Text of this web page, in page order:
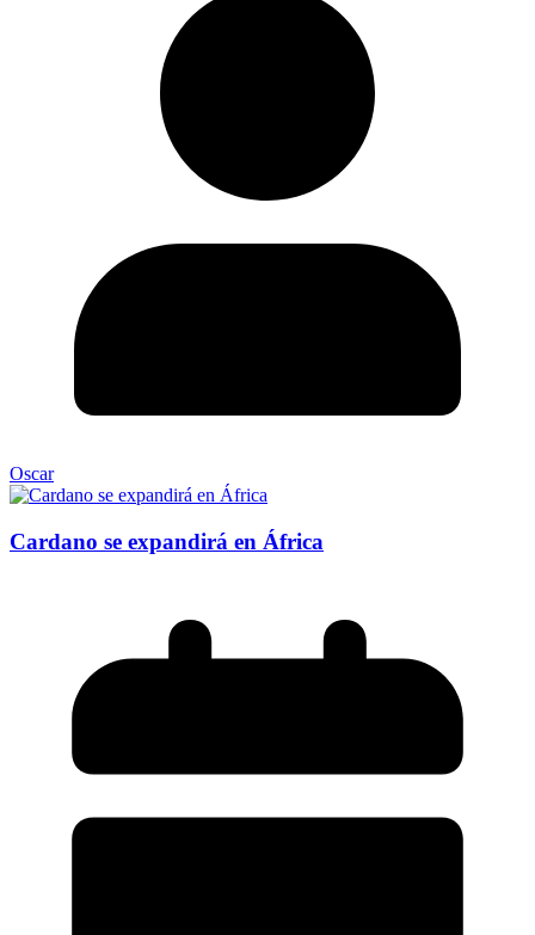
Oscar
Cardano se expandirá en África